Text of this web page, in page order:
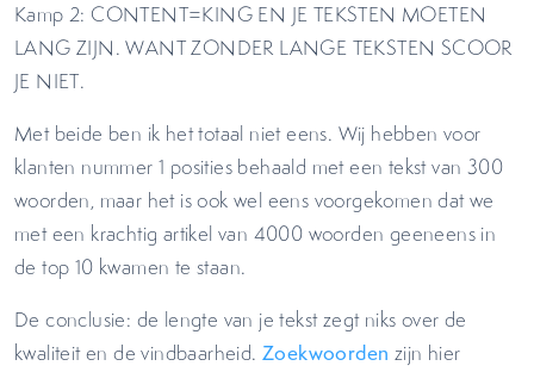
Kamp 2: CONTENT=KING EN JE TEKSTEN MOETEN
LANG ZIJN. WANT ZONDER LANGE TEKSTEN SCOOR
JE NIET.
Met beide ben ik het totaal niet eens. Wij hebben voor
klanten nummer 1 posities behaald met een tekst van 300
woorden, maar het is ook wel eens voorgekomen dat we
met een krachtig artikel van 4000 woorden geeneens in
de top 10 kwamen te staan.
De conclusie: de lengte van je tekst zegt niks over de
kwaliteit en de vindbaarheid. Zoekwoorden zijn hier